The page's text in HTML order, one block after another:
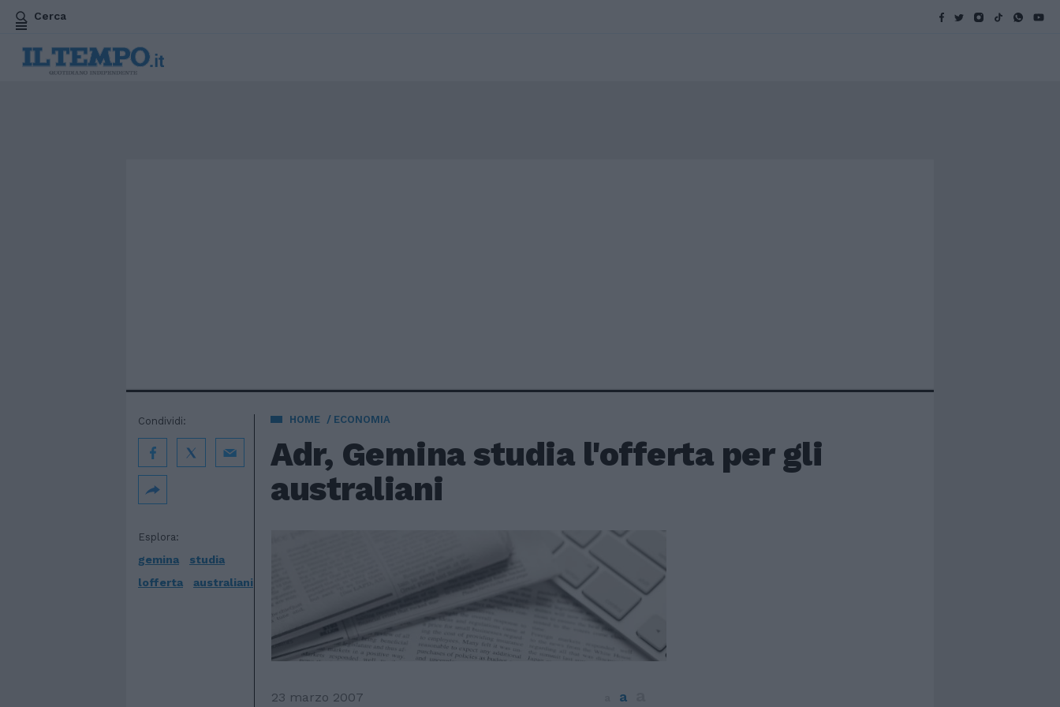
Cerca
HOME ECONOMIA
Adr, Gemina studia l'offerta per gli
australiani
Esplora:
gemina
studia
lofferta
australiani
Condividi:
23 marzo 2007 a